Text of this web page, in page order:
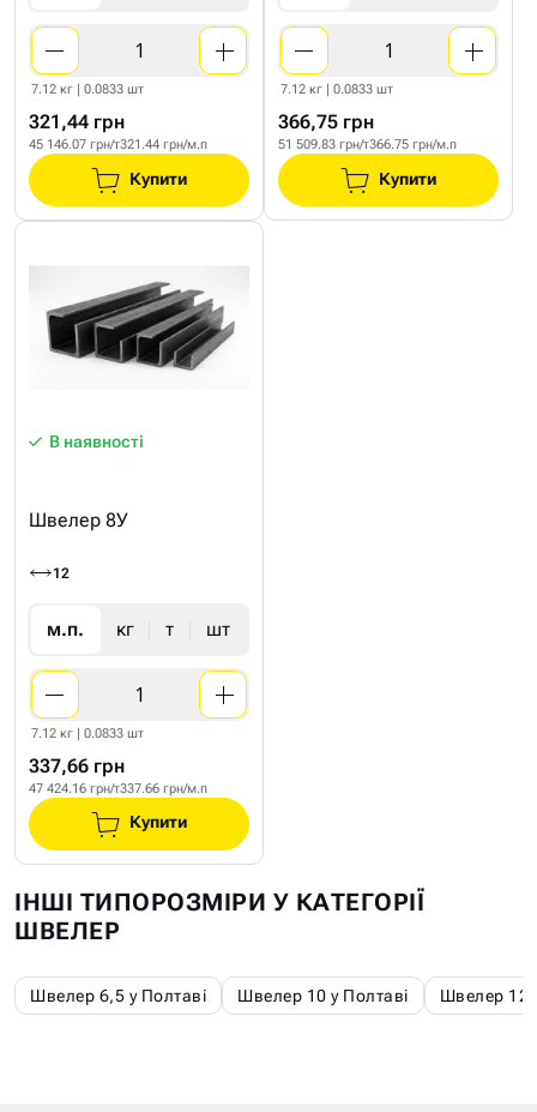
7.12 кг | 0.0833 шт
321,44 грн
45 146.07 грн/т321.44 грн/м.п
Купити
7.12 кг | 0.0833 шт
366,75 грн
51 509.83 грн/т366.75 грн/м.п
Купити
В наявності
Швелер 8У
12
м.п. кг т шт
7.12 кг | 0.0833 шт
337,66 грн
47 424.16 грн/т337.66 грн/м.п
Купити
ІНШІ ТИПОРОЗМІРИ У КАТЕГОРІЇ
ШВЕЛЕР
Швелер 6,5 у Полтаві Швелер 10 у Полтаві Швелер 12